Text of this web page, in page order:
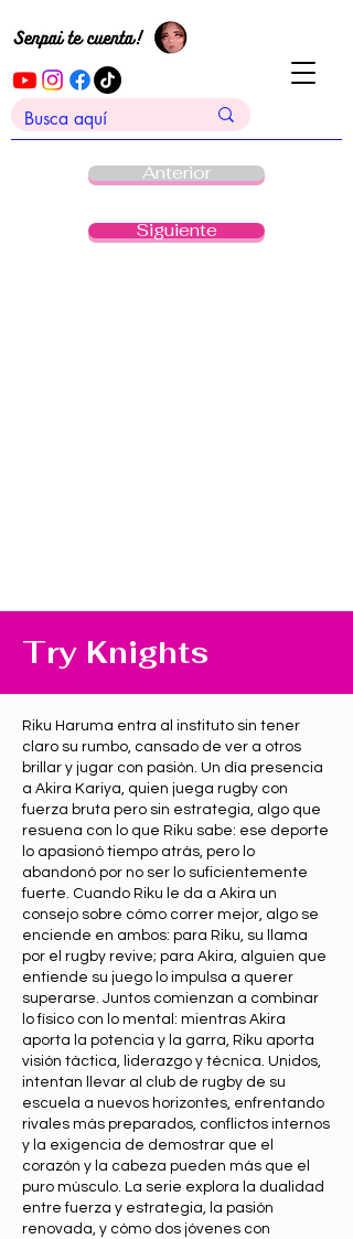
Anterior
Siguiente
Try Knights
Riku Haruma entra al instituto sin tener
claro su rumbo, cansado de ver a otros
brillar y jugar con pasión. Un día presencia
a Akira Kariya, quien juega rugby con
fuerza bruta pero sin estrategia, algo que
resuena con lo que Riku sabe: ese deporte
lo apasionó tiempo atrás, pero lo
abandonó por no ser lo suficientemente
fuerte. Cuando Riku le da a Akira un
consejo sobre cómo correr mejor, algo se
enciende en ambos: para Riku, su llama
por el rugby revive; para Akira, alguien que
entiende su juego lo impulsa a querer
superarse. Juntos comienzan a combinar
lo físico con lo mental: mientras Akira
aporta la potencia y la garra, Riku aporta
visión táctica, liderazgo y técnica. Unidos,
intentan llevar al club de rugby de su
escuela a nuevos horizontes, enfrentando
rivales más preparados, conflictos internos
y la exigencia de demostrar que el
corazón y la cabeza pueden más que el
puro músculo. La serie explora la dualidad
entre fuerza y estrategia, la pasión
renovada, y cómo dos jóvenes con